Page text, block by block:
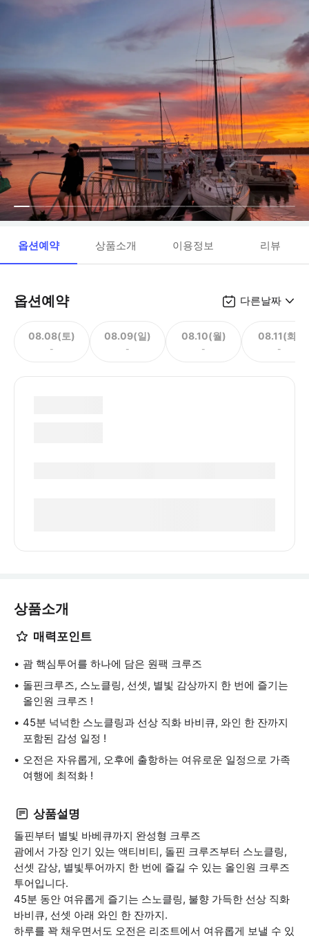
옵션예약 상품소개 이용정보 리뷰
옵션예약 다른날짜
08.08(토)
-
08.09(일)
-
08.10(월)
-
08.11(화)
-
상품소개
매력포인트
괌 핵심투어를 하나에 담은 원팩 크루즈
돌핀크루즈, 스노클링, 선셋, 별빛 감상까지 한 번에 즐기는
올인원 크루즈 !
45분 넉넉한 스노클링과 선상 직화 바비큐, 와인 한 잔까지
포함된 감성 일정 !
오전은 자유롭게, 오후에 출항하는 여유로운 일정으로 가족
여행에 최적화 !
상품설명
돌핀부터 별빛 바베큐까지 완성형 크루즈
괌에서 가장 인기 있는 액티비티, 돌핀 크루즈부터 스노클링,
선셋 감상, 별빛투어까지 한 번에 즐길 수 있는 올인원 크루즈
투어입니다.
45분 동안 여유롭게 즐기는 스노클링, 불향 가득한 선상 직화
바비큐, 선셋 아래 와인 한 잔까지.
하루를 꽉 채우면서도 오전은 리조트에서 여유롭게 보낼 수 있